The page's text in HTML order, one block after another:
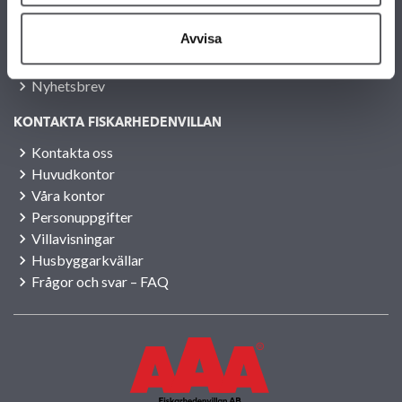
Avvisa
Jobba hos oss
Lediga tomter
Nyhetsbrev
KONTAKTA FISKARHEDENVILLAN
Kontakta oss
Huvudkontor
Våra kontor
Personuppgifter
Villavisningar
Husbyggarkvällar
Frågor och svar – FAQ